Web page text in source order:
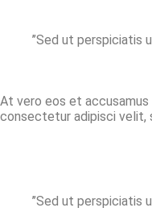
’’Sed ut
At vero eos et
consectetur adipisci velit,
’’Sed ut